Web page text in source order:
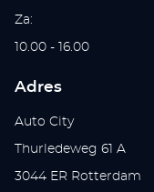
Za:
10.00 - 16.00
Adres
Auto City
Thurledeweg 61 A
3044 ER Rotterdam